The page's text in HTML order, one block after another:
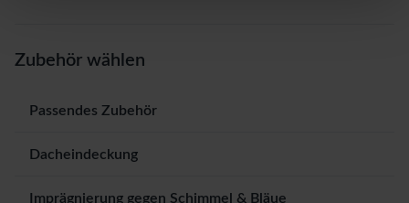
Zubehör wählen
Passendes Zubehör
Dacheindeckung
Imprägnierung gegen Schimmel & Bläue